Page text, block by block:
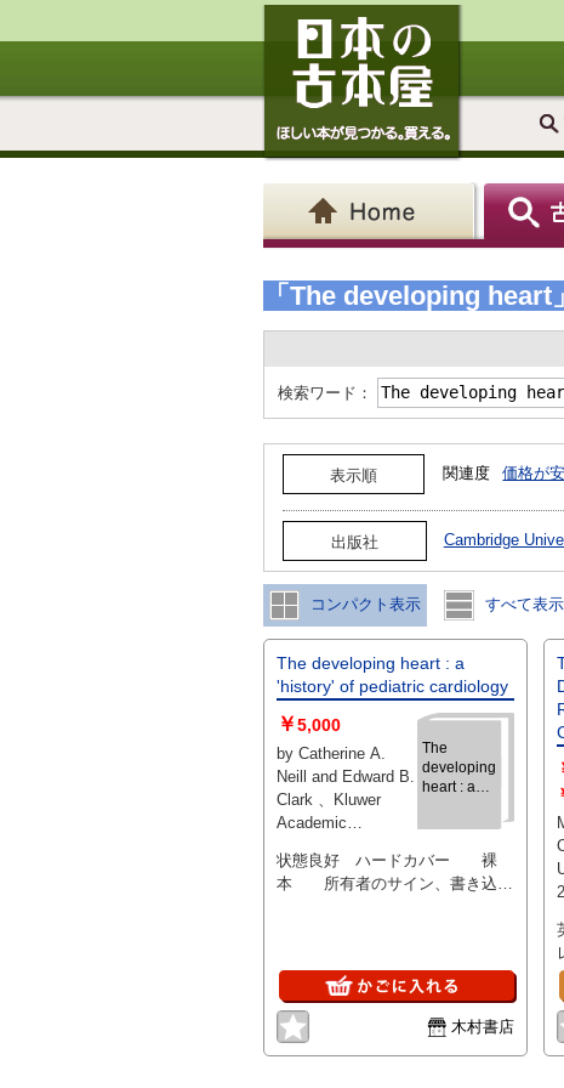
「The developing heart」
検索ワード：
表示順 関連度 価格が
出版社 Cambridge
コンパクト表示 すべて表示
The developing heart : a
'history' of pediatric cardiology
The
developing
heart : a
pediatric
￥5,000
by Catherine A.
Neill and Edward B.
Clark 、Kluwer
Academic
、25cm 、1
状態良好 ハードカバー 裸
本 所有者のサイン、書き込み
木村書店